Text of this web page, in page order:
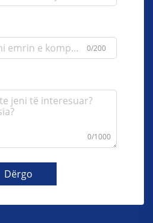
0/200
0/1000
Dërgo